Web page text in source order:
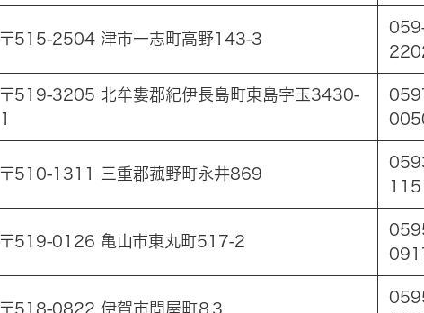
〒515-2504 津市一志町高野143-3
〒519-3205 北牟婁郡紀伊長島町東島字玉3430-
1
〒510-1311 三重郡菰野町永井869
〒519-0126 亀山市東丸町517-2
〒518-0822 伊賀市問屋町８３